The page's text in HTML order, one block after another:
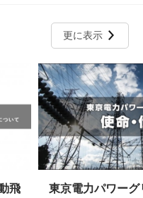
更に表示
飛
東京電力パワー